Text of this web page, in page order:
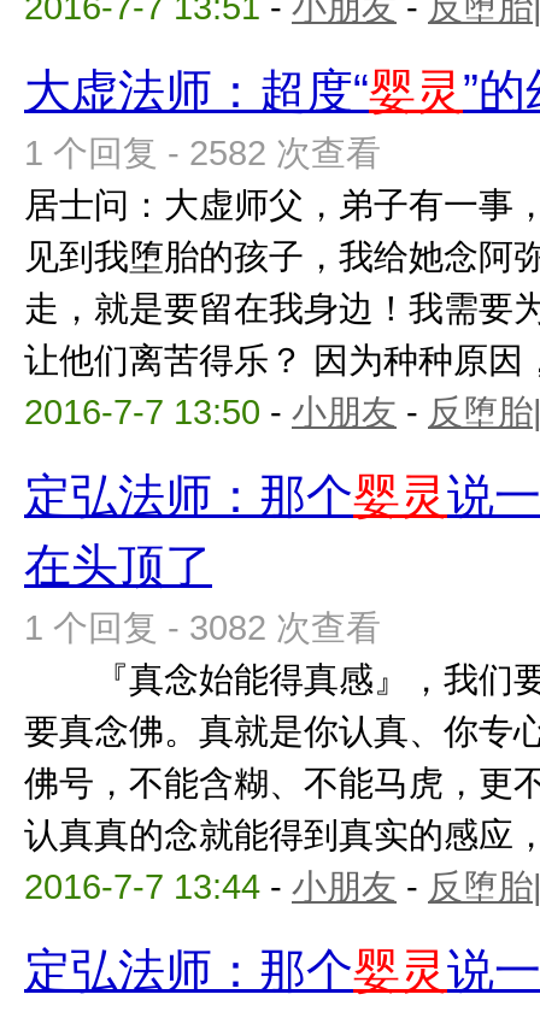
大虚法师：超度“婴灵”
1 个回复 - 2582 次查看
居士问：大虚师父，弟子有一事
见到我堕胎的孩子，我给她念阿
走，就是要留在我身边！我需要
让他们离苦得乐？ 因为种种原因
2016-7-7 13:50 - 小朋友 - 反堕
定弘法师：那个婴灵说
在头顶了
1 个回复 - 3082 次查看
『真念始能得真感』，我们
要真念佛。真就是你认真、你专
佛号，不能含糊、不能马虎，更
认真真的念就能得到真实的感应
2016-7-7 13:44 - 小朋友 - 反堕
定弘法师：那个婴灵说